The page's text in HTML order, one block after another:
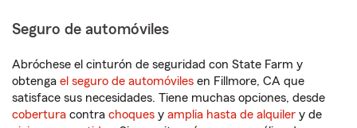
Seguro de automóviles
Abróchese el cinturón de seguridad con State Farm y
obtenga el seguro de automóviles en Fillmore, CA que
satisface sus necesidades. Tiene muchas opciones, desde
cobertura contra choques y amplia hasta de alquiler y de